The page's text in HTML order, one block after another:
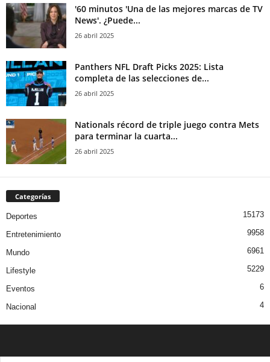
'60 minutos 'Una de las mejores marcas de TV
News'. ¿Puede...
26 abril 2025
Panthers NFL Draft Picks 2025: Lista
completa de las selecciones de...
26 abril 2025
Nationals récord de triple juego contra Mets
para terminar la cuarta...
26 abril 2025
Categorías
Deportes 15173
Entretenimiento 9958
Mundo 6961
Lifestyle 5229
Eventos 6
Nacional 4